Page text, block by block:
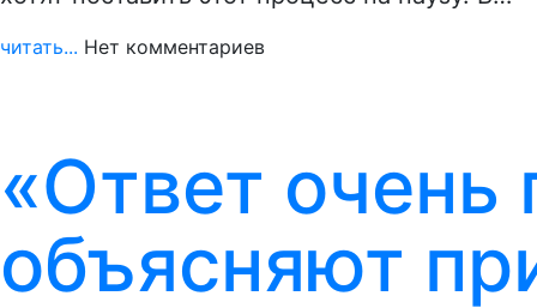
читать... Нет комментариев
«Ответ очень
объясняют